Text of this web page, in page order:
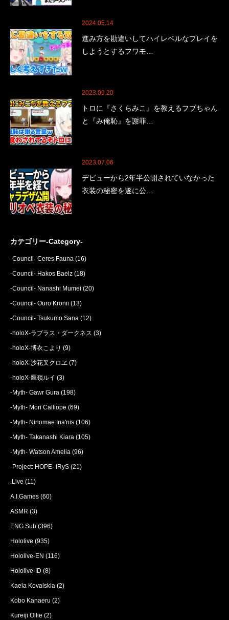
2024.05.14
進み方を勘違いしてハイレベルなプレイを
しようとするフワモ…
2023.09.20
トロに『さくらみこ』を教えるフブちゃん
と『み俺恥』を謝罪…
2023.07.06
デビューから2年半公開されていなかった
衣装の秘密を遂に公…
カテゴリー-Category-
-Council- Ceres Fauna (16)
-Council- Hakos Baelz (18)
-Council- Nanashi Mumei (20)
-Council- Ouro Kronii (13)
-Council- Tsukumo Sana (12)
-holoX-ラプラス・ダークネス (3)
-holoX-博衣こより (9)
-holoX-沙花叉クロヱ (7)
-holoX-鷹嶺ルイ (3)
-Myth- Gawr Gura (198)
-Myth- Mori Calliope (69)
-Myth- Ninomae Ina'nis (106)
-Myth- Takanashi Kiara (105)
-Myth- Watson Amelia (96)
-Project: HOPE- IRyS (21)
.Live (11)
A.I.Games (60)
ASMR (3)
ENG Sub (396)
Hololive (935)
Hololive-EN (116)
Hololive-ID (8)
Kaela Kovalskia (2)
Kobo Kanaeru (2)
Kureiji Ollie (2)